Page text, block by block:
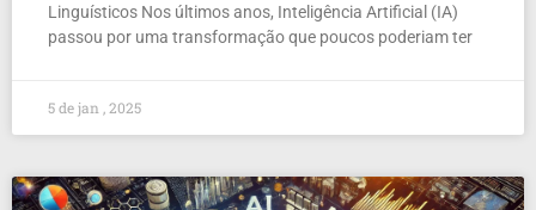
Linguísticos Nos últimos anos, Inteligência Artificial (IA)
passou por uma transformação que poucos poderiam ter
5 de jan , 2025